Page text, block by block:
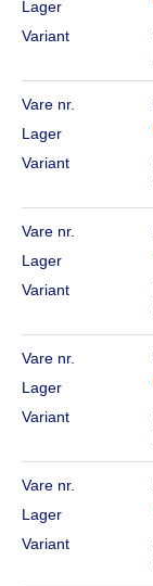
Lager
Variant
Vare nr.
Lager
Variant
Vare nr.
Lager
Variant
Vare nr.
Lager
Variant
Vare nr.
Lager
Variant